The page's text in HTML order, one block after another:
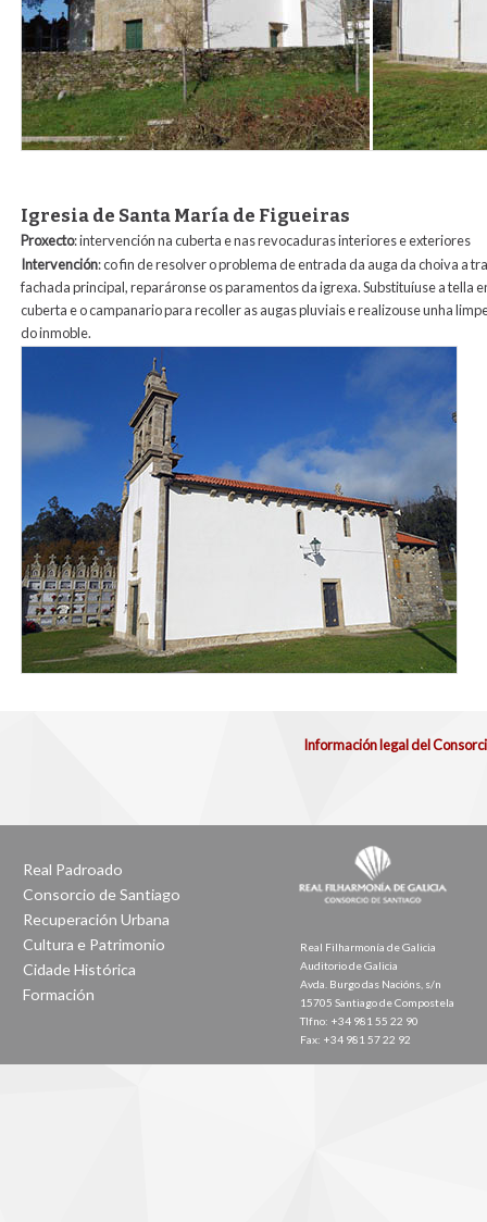
Igresia de Santa María de Figueiras
Proxecto: intervención na cuberta e nas revocaduras interiores e exteriores
Intervención: co fin de resolver o problema de entrada da auga da choiva a
fachada principal, reparáronse os paramentos da igrexa. Substituíuse a tella
cuberta e o campanario para recoller as augas pluviais e realizouse unha
do inmoble.
8_revocos_figueiras.jpg
Información legal del
Real Padroado
Consorcio de Santiago
Recuperación Urbana
Cultura e Patrimonio
Cidade Histórica
Formación
Real Filharmonía de Galicia
Auditorio de Galicia
Avda. Burgo das Nacións, s/n
15705 Santiago de Compostela
Tlfno: +34 981 55 22 90
Fax: +34 981 57 22 92